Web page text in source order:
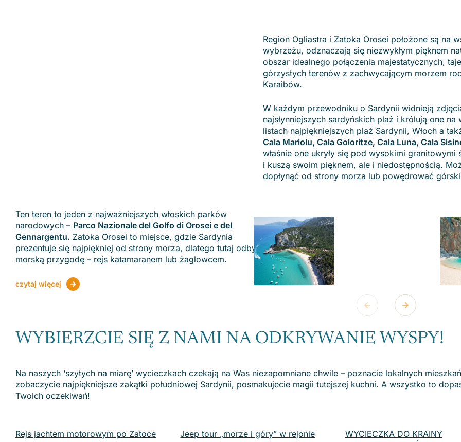
Region Ogliastra i Zatoka Orosei położone są na
wybrzeżu, odznaczają się niezwykłym pięknem
obszar idealnego połączenia majestatycznych,
górzystych terenów z zachwycającym morzem
Karaibów.
W każdym przewodniku o Sardynii widnieją
najsłynniejszych sardyńskich plaż i królują one na
listach najpiękniejszych plaż Sardynii, Włoch a
Cala Mariolu, Cala Goloritze, Cala Luna, Cala
właśnie one ukryły się pod wysokimi granitowymi
i kuszą swoim pięknem, ale i niedostępnością.
dopłynąć od strony morza lub powędrować
Ten teren to jeden z najważniejszych włoskich parków
narodowych – Parco Nazionale del Golfo di Orosei e del
Gennargentu. Zatoka Orosei to miejsce, gdzie Sardynia
prezentuje się najpiękniej od strony morza, dlatego tutaj odbyć
morską przygodę – rejs katamaranem lub żaglowcem.
czytaj więcej
WYBIERZCIE SIĘ Z NAMI NA ODKRYWANIE WYSPY!
Na naszych ‘szytych na miarę’ wycieczkach czekają na Was niezapomniane chwile – poznacie lokalnych
zobaczycie najpiękniejsze zakątki południowej Sardynii, posmakujecie magii tutejszej kuchni. A wszystko to
Twoich oczekiwań!
Rejs jachtem motorowym po Zatoce
Jeep tour „morze i góry” w rejonie
WYCIECZKA DO KRAINY